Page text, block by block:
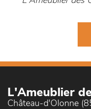
L'Ameublier
Château-d'Olonne